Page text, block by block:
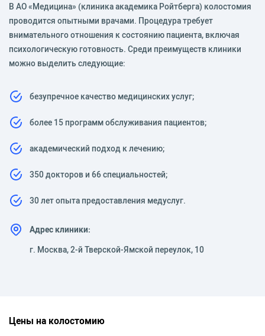
В АО «Медицина» (клиника академика Ройтберга) колостомия
проводится опытными врачами. Процедура требует
внимательного отношения к состоянию пациента, включая
психологическую готовность. Среди преимуществ клиники
можно выделить следующие:
безупречное качество медицинских услуг;
более 15 программ обслуживания пациентов;
академический подход к лечению;
350 докторов и 66 специальностей;
30 лет опыта предоставления медуслуг.
Адрес клиники:
г. Москва, 2-й Тверской-Ямской переулок, 10
Цены на колостомию